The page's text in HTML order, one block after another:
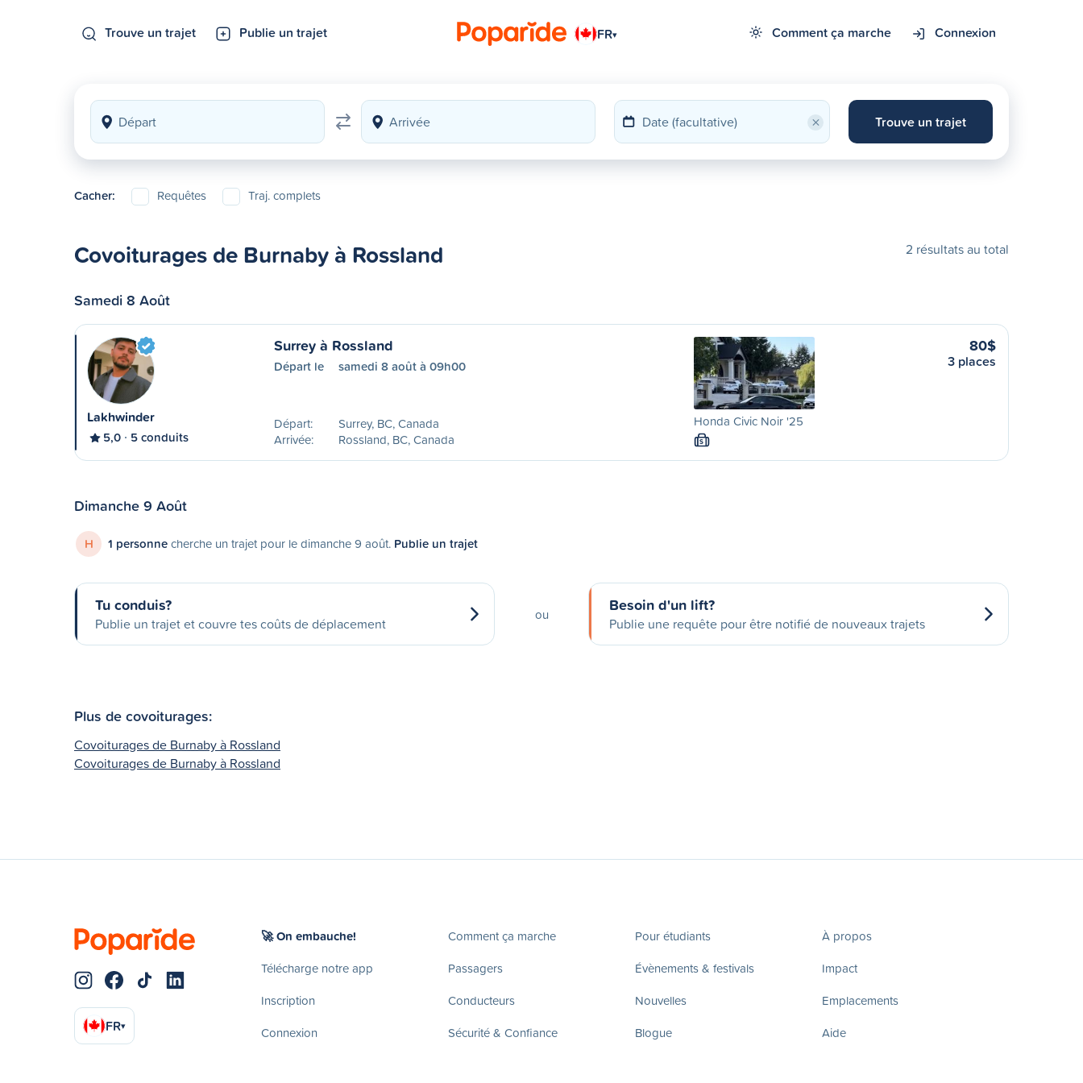
Trouve un trajet Publie un trajet FR▾ Comment ça marche Connexion
× Trouve un trajet
Cacher: Requêtes Traj. complets
Covoiturages de Burnaby à Rossland 2 résultats au total
Samedi 8 Août
Lakhwinder
5,0 5 conduits
Surrey à Rossland
Départ le samedi 8 août à 09h00
Départ:
Surrey, BC, Canada
Arrivée:
Rossland, BC, Canada
Honda Civic Noir '25
S
80$
3 places
Dimanche 9 Août
H 1 personnecherche un trajet pour le dimanche 9 août. Publie un trajet
Tu conduis?
Publie un trajet et couvre tes coûts de déplacement
ou Besoin d'un lift?
Publie une requête pour être notifié de nouveaux trajets
Plus de covoiturages:
Covoiturages de Burnaby à Rossland
Covoiturages de Burnaby à Rossland
FR▾
🚀 On embauche!
Télécharge notre app
Inscription
Connexion
Comment ça marche
Passagers
Conducteurs
Sécurité & Confiance
Pour étudiants
Évènements & festivals
Nouvelles
Blogue
À propos
Impact
Emplacements
Aide